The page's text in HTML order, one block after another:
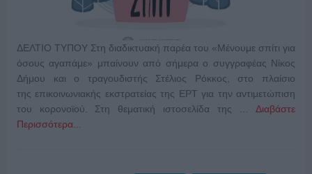
ΔΕΛΤΙΟ ΤΥΠΟΥ Στη διαδικτυακή παρέα του «Μένουμε σπίτι για
όσους αγαπάμε» μπαίνουν από σήμερα ο συγγραφέας Νίκος
Δήμου και ο τραγουδιστής Στέλιος Ρόκκος, στο πλαίσιο
της επικοινωνιακής εκστρατείας της ΕΡΤ για την αντιμετώπιση
του κορονοϊού. Στη θεματική ιστοσελίδα της …Διαβάστε
Περισσότερα...